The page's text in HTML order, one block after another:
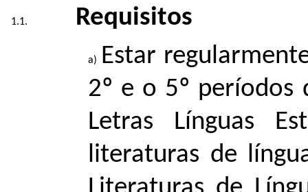
Requisitos
Estar
2º e o 5º períodos
Letras Línguas
literaturas de